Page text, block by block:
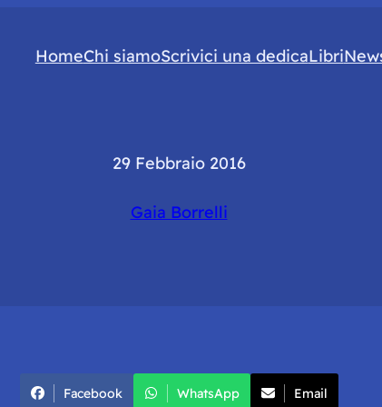
HomeChi siamoScrivici una dedicaLibri
29 Febbraio 2016
Gaia Borrelli
Facebook WhatsApp Email